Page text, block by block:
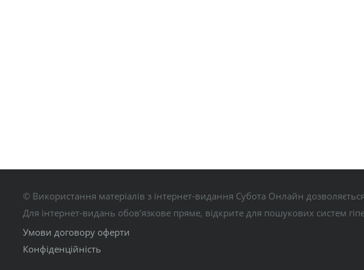
© Використання матеріалів з інтернет-видання Субота Онлайн
Для інтернет-видань обов’язкове пряме, відкрите для пошукових систем
Умови договору оферти
Конфіденційність